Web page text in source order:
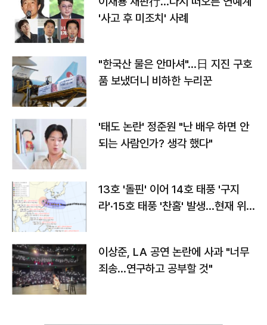
'사고 후 미조치' 사례
"한국산 물은 안마셔"…日 지진 구호
품 보냈더니 비하한 누리꾼
'태도 논란' 정준원 "난 배우 하면 안
되는 사람인가? 생각 했다"
13호 '돌핀' 이어 14호 태풍 '구지
라'·15호 태풍 '찬홈' 발생…현재 위
이상준, LA 공연 논란에 사과 "너무
죄송…연구하고 공부할 것"